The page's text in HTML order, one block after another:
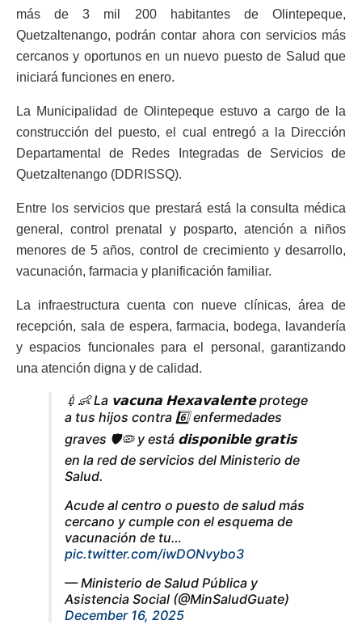
más de 3 mil 200 habitantes de Olintepeque,
Quetzaltenango, podrán contar ahora con servicios más
cercanos y oportunos en un nuevo puesto de Salud que
iniciará funciones en enero.
La Municipalidad de Olintepeque estuvo a cargo de la
construcción del puesto, el cual entregó a la Dirección
Departamental de Redes Integradas de Servicios de
Quetzaltenango (DDRISSQ).
Entre los servicios que prestará está la consulta médica
general, control prenatal y posparto, atención a niños
menores de 5 años, control de crecimiento y desarrollo,
vacunación, farmacia y planificación familiar.
La infraestructura cuenta con nueve clínicas, área de
recepción, sala de espera, farmacia, bodega, lavandería
y espacios funcionales para el personal, garantizando
una atención digna y de calidad.
💉👶 La 𝘃𝗮𝗰𝘂𝗻𝗮 𝗛𝗲𝘅𝗮𝘃𝗮𝗹𝗲𝗻𝘁𝗲 protege
a tus hijos contra 6️⃣ enfermedades
graves 🛡🦠 y está 𝗱𝗶𝘀𝗽𝗼𝗻𝗶𝗯𝗹𝗲 𝗴𝗿𝗮𝘁𝗶𝘀
en la red de servicios del Ministerio de
Salud.
Acude al centro o puesto de salud más
cercano y cumple con el esquema de
vacunación de tu…
pic.twitter.com/iwDONvybo3
— Ministerio de Salud Pública y
Asistencia Social (@MinSaludGuate)
December 16, 2025